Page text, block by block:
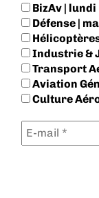
BizAv | lundi
Défense |
Industrie &
Transport
Aviation
Culture